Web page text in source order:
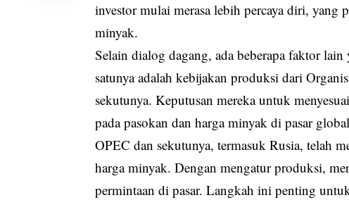
investor mulai merasa lebih percaya diri, yang
minyak.
Selain dialog dagang, ada beberapa faktor
satunya adalah kebijakan produksi dari
sekutunya. Keputusan mereka untuk
pada pasokan dan harga minyak di pasar
OPEC dan sekutunya, termasuk Rusia, telah
harga minyak. Dengan mengatur produksi,
permintaan di pasar. Langkah ini penting